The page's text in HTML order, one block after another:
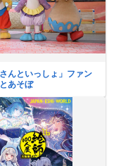
さんといっしょ」ファン
あそぼ